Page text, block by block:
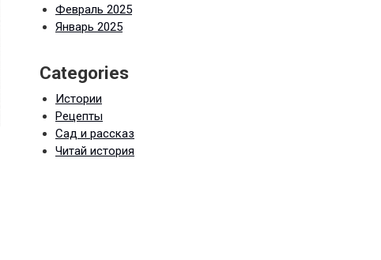
Февраль 2025
Январь 2025
Categories
Истории
Рецепты
Сад и рассказ
Читай история